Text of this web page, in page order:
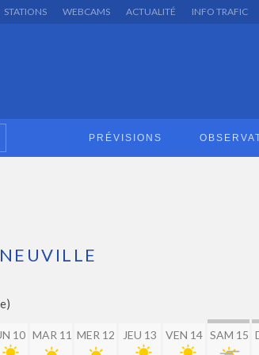
STATIONS WEBCAMS ACTUALITÉ INFO TRAFIC
PRÉVISIONS
10 MAR 11 MER 12 JEU 13 VEN 14 SAM 15